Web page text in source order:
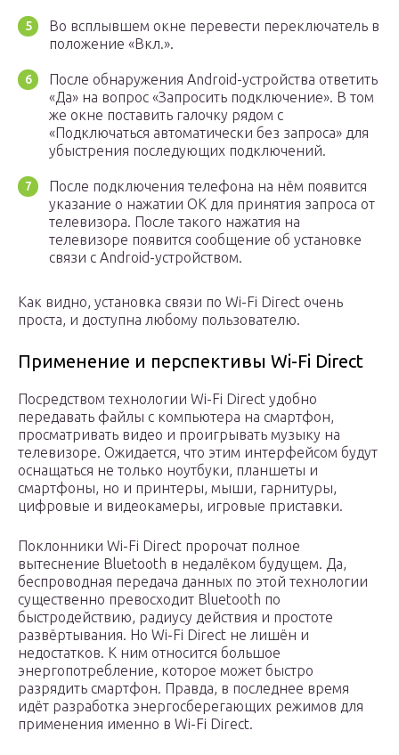
Во всплывшем окне перевести переключатель в
положение «Вкл.».
После обнаружения Android-устройства ответить
«Да» на вопрос «Запросить подключение». В том
же окне поставить галочку рядом с
«Подключаться автоматически без запроса» для
убыстрения последующих подключений.
После подключения телефона на нём появится
указание о нажатии OK для принятия запроса от
телевизора. После такого нажатия на
телевизоре появится сообщение об установке
связи с Android-устройством.
Как видно, установка связи по Wi-Fi Direct очень
проста, и доступна любому пользователю.
Применение и перспективы Wi-Fi Direct
Посредством технологии Wi-Fi Direct удобно
передавать файлы с компьютера на смартфон,
просматривать видео и проигрывать музыку на
телевизоре. Ожидается, что этим интерфейсом будут
оснащаться не только ноутбуки, планшеты и
смартфоны, но и принтеры, мыши, гарнитуры,
цифровые и видеокамеры, игровые приставки.
Поклонники Wi-Fi Direct пророчат полное
вытеснение Bluetooth в недалёком будущем. Да,
беспроводная передача данных по этой технологии
существенно превосходит Bluetooth по
быстродействию, радиусу действия и простоте
развёртывания. Но Wi-Fi Direct не лишён и
недостатков. К ним относится большое
энергопотребление, которое может быстро
разрядить смартфон. Правда, в последнее время
идёт разработка энергосберегающих режимов для
применения именно в Wi-Fi Direct.